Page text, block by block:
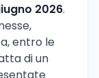
2026.
entro le
di un